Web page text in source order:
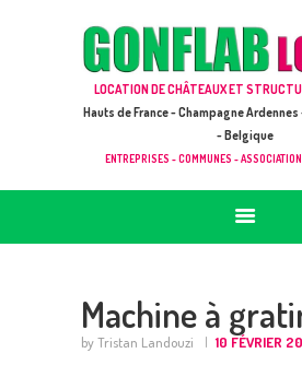
LOCATION DE CHÂTEAUX ET
Hauts de France - Champagne
- Belgique
ENTREPRISES - COMMUNES -
GONFLAB
ACCUEIL
JEUX À LOUER &
CATALOGUE / TARIF
DEMANDE DE DEVIS (SOUS
Machine à
by Tristan Landouzi 10 FÉVRIER